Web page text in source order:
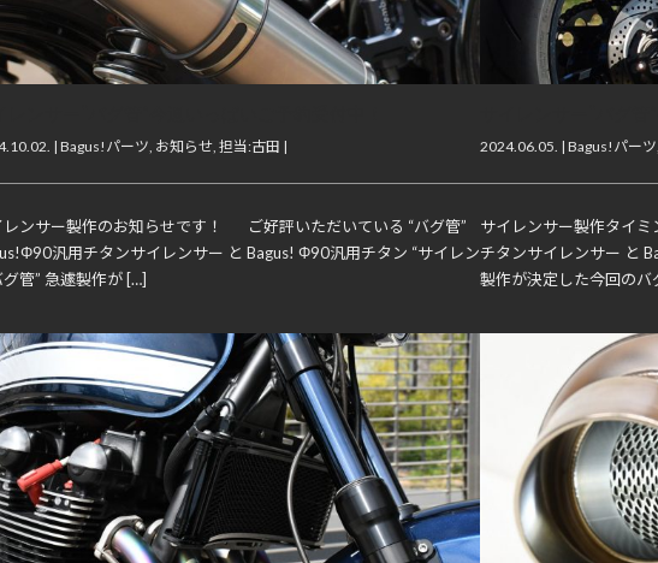
| Bagus!パーツ, お知らせ, 担当:古田 |
レンサー製作のお知らせです！ ご好評いただいている “バグ管”
汎用チタンサイレンサー と Bagus! Φ90汎用チタン “サイレン
管” 急遽製作が […]
2024.06.05. |Bagus!パーツ,
サイレンサー製作タイ
チタンサイレンサー と
製作が決定した今回の